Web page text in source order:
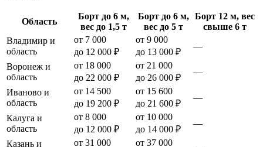
Область
Борт до 6 м,
вес до 1,5 т
Борт до 6 м,
вес до 5 т
Борт 12 м, вес
свыше 6 т
Владимир и
область
от 7 000
до 12 000 ₽
от 9 000
до 13 000 ₽
—
Воронеж и
область
от 18 000
до 22 000 ₽
от 21 000
до 26 000 ₽
—
Иваново и
область
от 14 500
до 19 200 ₽
от 15 600
до 21 600 ₽
—
Калуга и
область
от 8 000
до 12 000 ₽
от 10 000
до 14 000 ₽
—
Казань и
от 31 000
от 37 000